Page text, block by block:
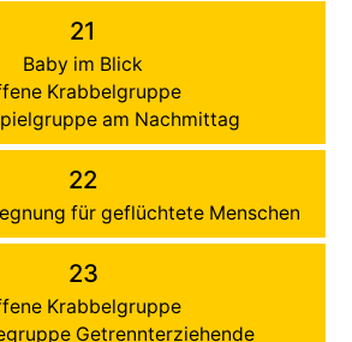
21
Baby im Blick
Krabbelgruppe
am Nachmittag
22
für geflüchtete Menschen
23
Krabbelgruppe
Getrennterziehende